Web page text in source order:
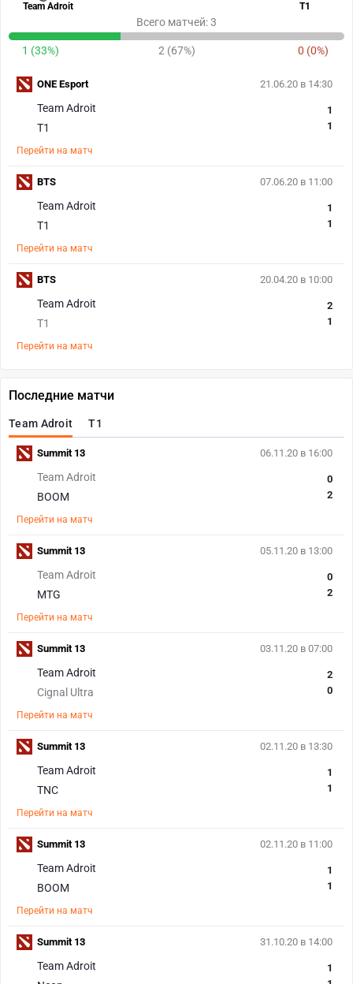
Team Adroit T1
Всего матчей: 3
1 (33%) 2 (67%) 0 (0%)
21.06.20 в 14:30
Team Adroit
T1
1
1
Перейти на матч
ONE Esport
07.06.20 в 11:00
Team Adroit
T1
1
1
Перейти на матч
BTS
20.04.20 в 10:00
Team Adroit
T1
2
1
Перейти на матч
BTS
Последние матчи
Team Adroit T1
06.11.20 в 16:00
Team Adroit
BOOM
0
2
Перейти на матч
Summit 13
05.11.20 в 13:00
Team Adroit
MTG
0
2
Перейти на матч
Summit 13
03.11.20 в 07:00
Team Adroit
Cignal Ultra
2
0
Перейти на матч
Summit 13
02.11.20 в 13:30
Team Adroit
TNC
1
1
Перейти на матч
Summit 13
02.11.20 в 11:00
Team Adroit
BOOM
1
1
Перейти на матч
Summit 13
31.10.20 в 14:00
Team Adroit
1
Summit 13